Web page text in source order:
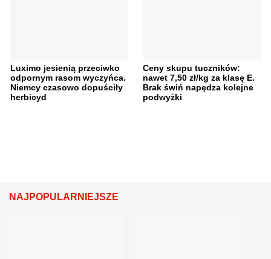
Luximo jesienią przeciwko
odpornym rasom wyczyńca.
Niemcy czasowo dopuściły
herbicyd
Ceny skupu tuczników:
nawet 7,50 zł/kg za klasę E.
Brak świń napędza kolejne
podwyżki
NAJPOPULARNIEJSZE